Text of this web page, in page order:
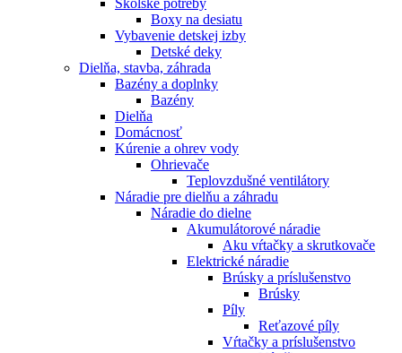
Školské potreby
Boxy na desiatu
Vybavenie detskej izby
Detské deky
Dielňa, stavba, záhrada
Bazény a doplnky
Bazény
Dielňa
Domácnosť
Kúrenie a ohrev vody
Ohrievače
Teplovzdušné ventilátory
Náradie pre dielňu a záhradu
Náradie do dielne
Akumulátorové náradie
Aku vŕtačky a skrutkovače
Elektrické náradie
Brúsky a príslušenstvo
Brúsky
Píly
Reťazové píly
Vŕtačky a príslušenstvo